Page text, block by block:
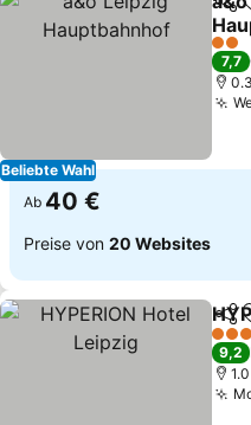
Beliebte Wahl
2
7,7
Ab 40 €
Preise von 20 Websites
4
9,2